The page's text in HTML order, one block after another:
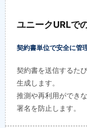
ユニークURLで
契約書単位で安全に管
契約書を送信するた
生成します。
推測や再利用ができ
署名を防止します。